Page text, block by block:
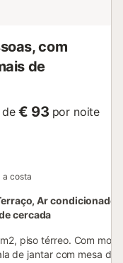
com
de
€ 93 por noite
a costa
Ar condicionado,
cercada
piso térreo. Com
de jantar com mesa de